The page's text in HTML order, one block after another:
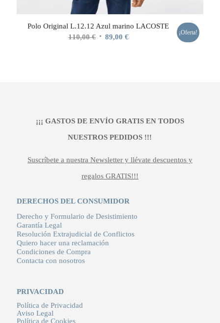
Polo Original L.12.12 Azul marino LACOSTE
110,00€ El 89,00 €El
¡Oferta!
¡¡¡ GASTOS DE ENVÍO GRATIS EN TODOS
NUESTROS PEDIDOS !!!
Suscríbete a nuestra Newsletter y llévate descuentos y
regalos GRATIS!!!
DERECHOS DEL CONSUMIDOR
Derecho y Formulario de Desistimiento
Garantía Legal
Resolución Extrajudicial de Conflictos
Quiero hacer una reclamación
Condiciones de Compra
Contacta con nosotros
PRIVACIDAD
Política de Privacidad
Aviso Legal
Política de Cookies